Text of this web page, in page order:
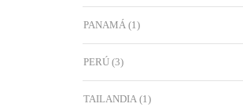
PANAMÁ (1)
PERÚ (3)
TAILANDIA (1)